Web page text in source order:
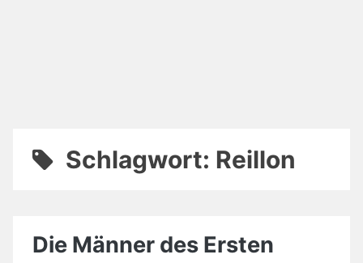
Schlagwort: Reillon
Die Männer des Ersten